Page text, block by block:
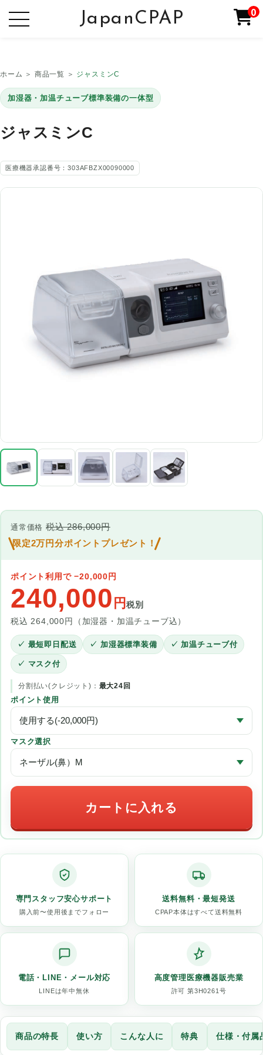
JapanCPAP 0
ホーム ＞ 商品一覧 ＞ ジャスミンC
加湿器・加温チューブ標準装備の一体型
ジャスミンC
医療機器承認番号：303AFBZX00090000
通常価格 税込 286,000円
限定2万円分ポイントプレゼント！
ポイント利用で −20,000円
240,000 円税別
税込 264,000円（加湿器・加温チューブ込）
✓ 最短即日配送 ✓ 加湿器標準装備 ✓ 加温チューブ付
✓ マスク付
分割払い(クレジット)： 最大24回
ポイント使用
マスク選択
カートに入れる
専門スタッフ安心サポート
購入前〜使用後までフォロー
送料無料・最短発送
CPAP本体はすべて送料無料
電話・LINE・メール対応
LINEは年中無休
高度管理医療機器販売業
許可 第3H0261号
商品の特長 使い方 こんな人に 特典 仕様・付属